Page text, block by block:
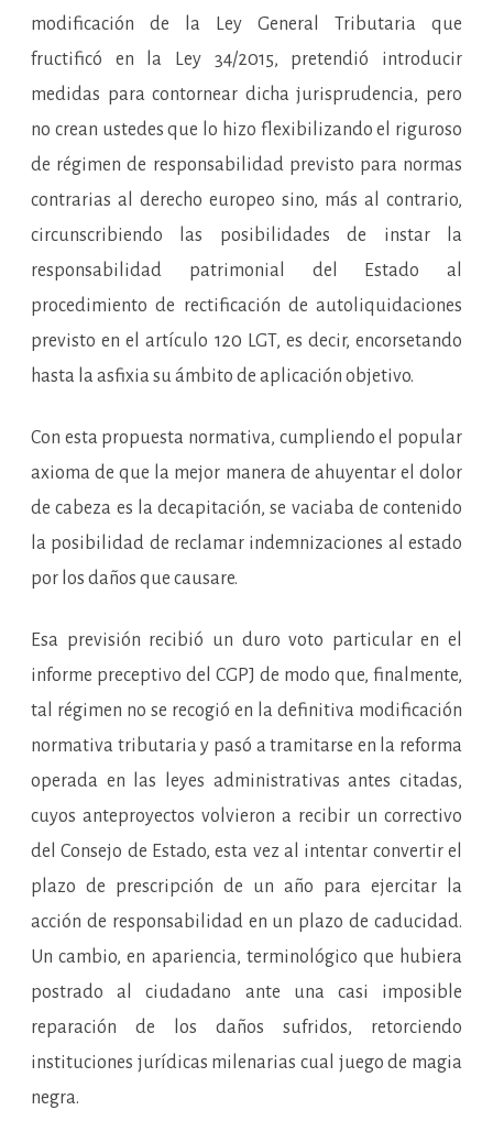
modificación de la Ley General Tributaria que
fructificó en la Ley 34/2015, pretendió introducir
medidas para contornear dicha jurisprudencia, pero
no crean ustedes que lo hizo flexibilizando el riguroso
de régimen de responsabilidad previsto para normas
contrarias al derecho europeo sino, más al contrario,
circunscribiendo las posibilidades de instar la
responsabilidad patrimonial del Estado al
procedimiento de rectificación de autoliquidaciones
previsto en el artículo 120 LGT, es decir, encorsetando
hasta la asfixia su ámbito de aplicación objetivo.
Con esta propuesta normativa, cumpliendo el popular
axioma de que la mejor manera de ahuyentar el dolor
de cabeza es la decapitación, se vaciaba de contenido
la posibilidad de reclamar indemnizaciones al estado
por los daños que causare.
Esa previsión recibió un duro voto particular en el
informe preceptivo del CGPJ de modo que, finalmente,
tal régimen no se recogió en la definitiva modificación
normativa tributaria y pasó a tramitarse en la reforma
operada en las leyes administrativas antes citadas,
cuyos anteproyectos volvieron a recibir un correctivo
del Consejo de Estado, esta vez al intentar convertir el
plazo de prescripción de un año para ejercitar la
acción de responsabilidad en un plazo de caducidad.
Un cambio, en apariencia, terminológico que hubiera
postrado al ciudadano ante una casi imposible
reparación de los daños sufridos, retorciendo
instituciones jurídicas milenarias cual juego de magia
negra.